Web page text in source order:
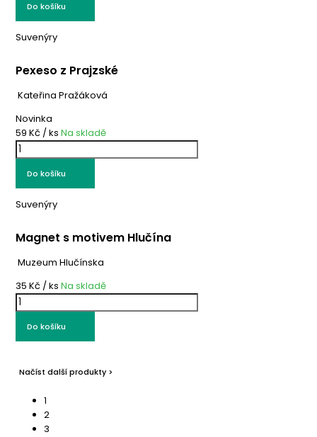
Do košíku
Suvenýry
Pexeso z Prajzské
Kateřina Pražáková
Novinka
59 Kč / ks Na skladě
Do košíku
Suvenýry
Magnet s motivem Hlučína
Muzeum Hlučínska
35 Kč / ks Na skladě
Do košíku
Načíst další produkty >
1
2
3